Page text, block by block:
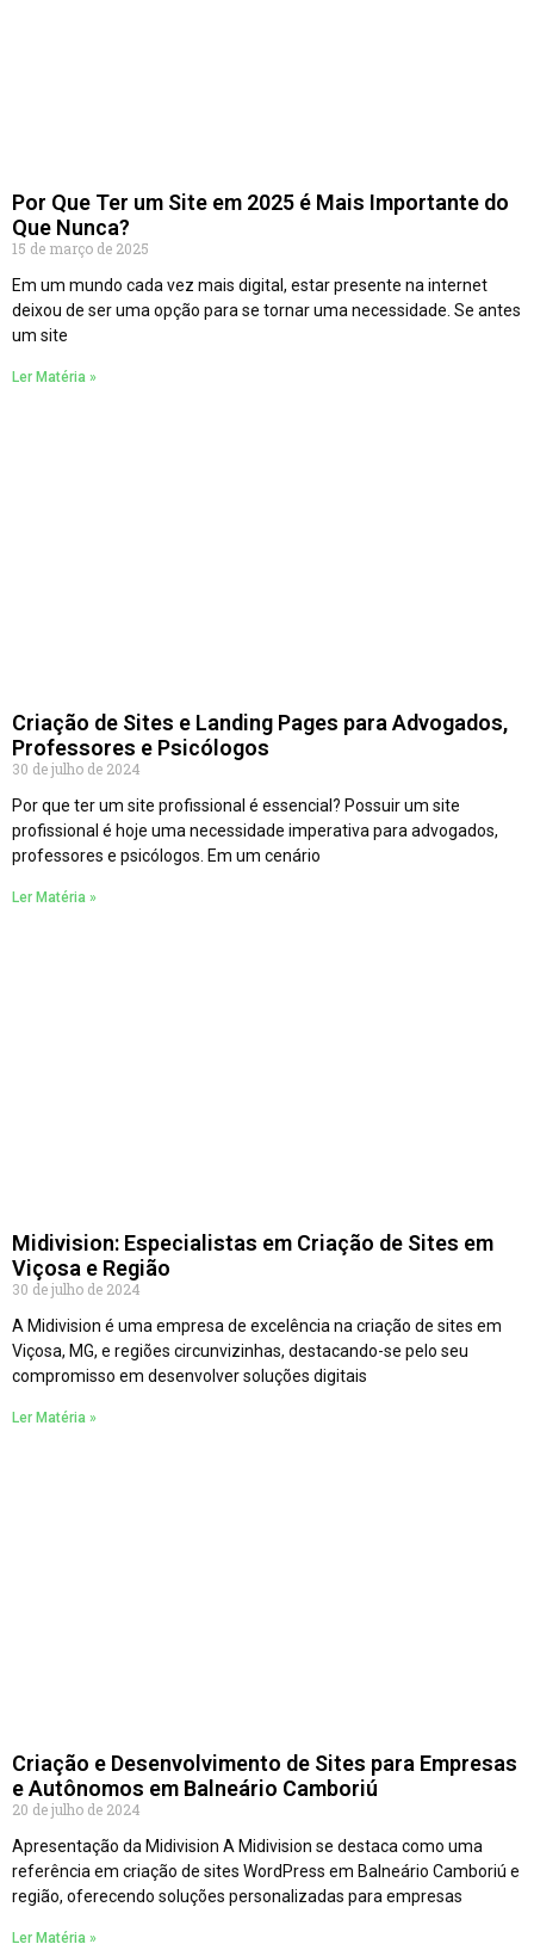
Por Que Ter um Site em 2025 é Mais Importante do
Que Nunca?
15 de março de 2025
Em um mundo cada vez mais digital, estar presente na internet
deixou de ser uma opção para se tornar uma necessidade. Se antes
um site
Ler Matéria »
Criação de Sites e Landing Pages para Advogados,
Professores e Psicólogos
30 de julho de 2024
Por que ter um site profissional é essencial? Possuir um site
profissional é hoje uma necessidade imperativa para advogados,
professores e psicólogos. Em um cenário
Ler Matéria »
Midivision: Especialistas em Criação de Sites em
Viçosa e Região
30 de julho de 2024
A Midivision é uma empresa de excelência na criação de sites em
Viçosa, MG, e regiões circunvizinhas, destacando-se pelo seu
compromisso em desenvolver soluções digitais
Ler Matéria »
Criação e Desenvolvimento de Sites para Empresas
e Autônomos em Balneário Camboriú
20 de julho de 2024
Apresentação da Midivision A Midivision se destaca como uma
referência em criação de sites WordPress em Balneário Camboriú e
região, oferecendo soluções personalizadas para empresas
Ler Matéria »